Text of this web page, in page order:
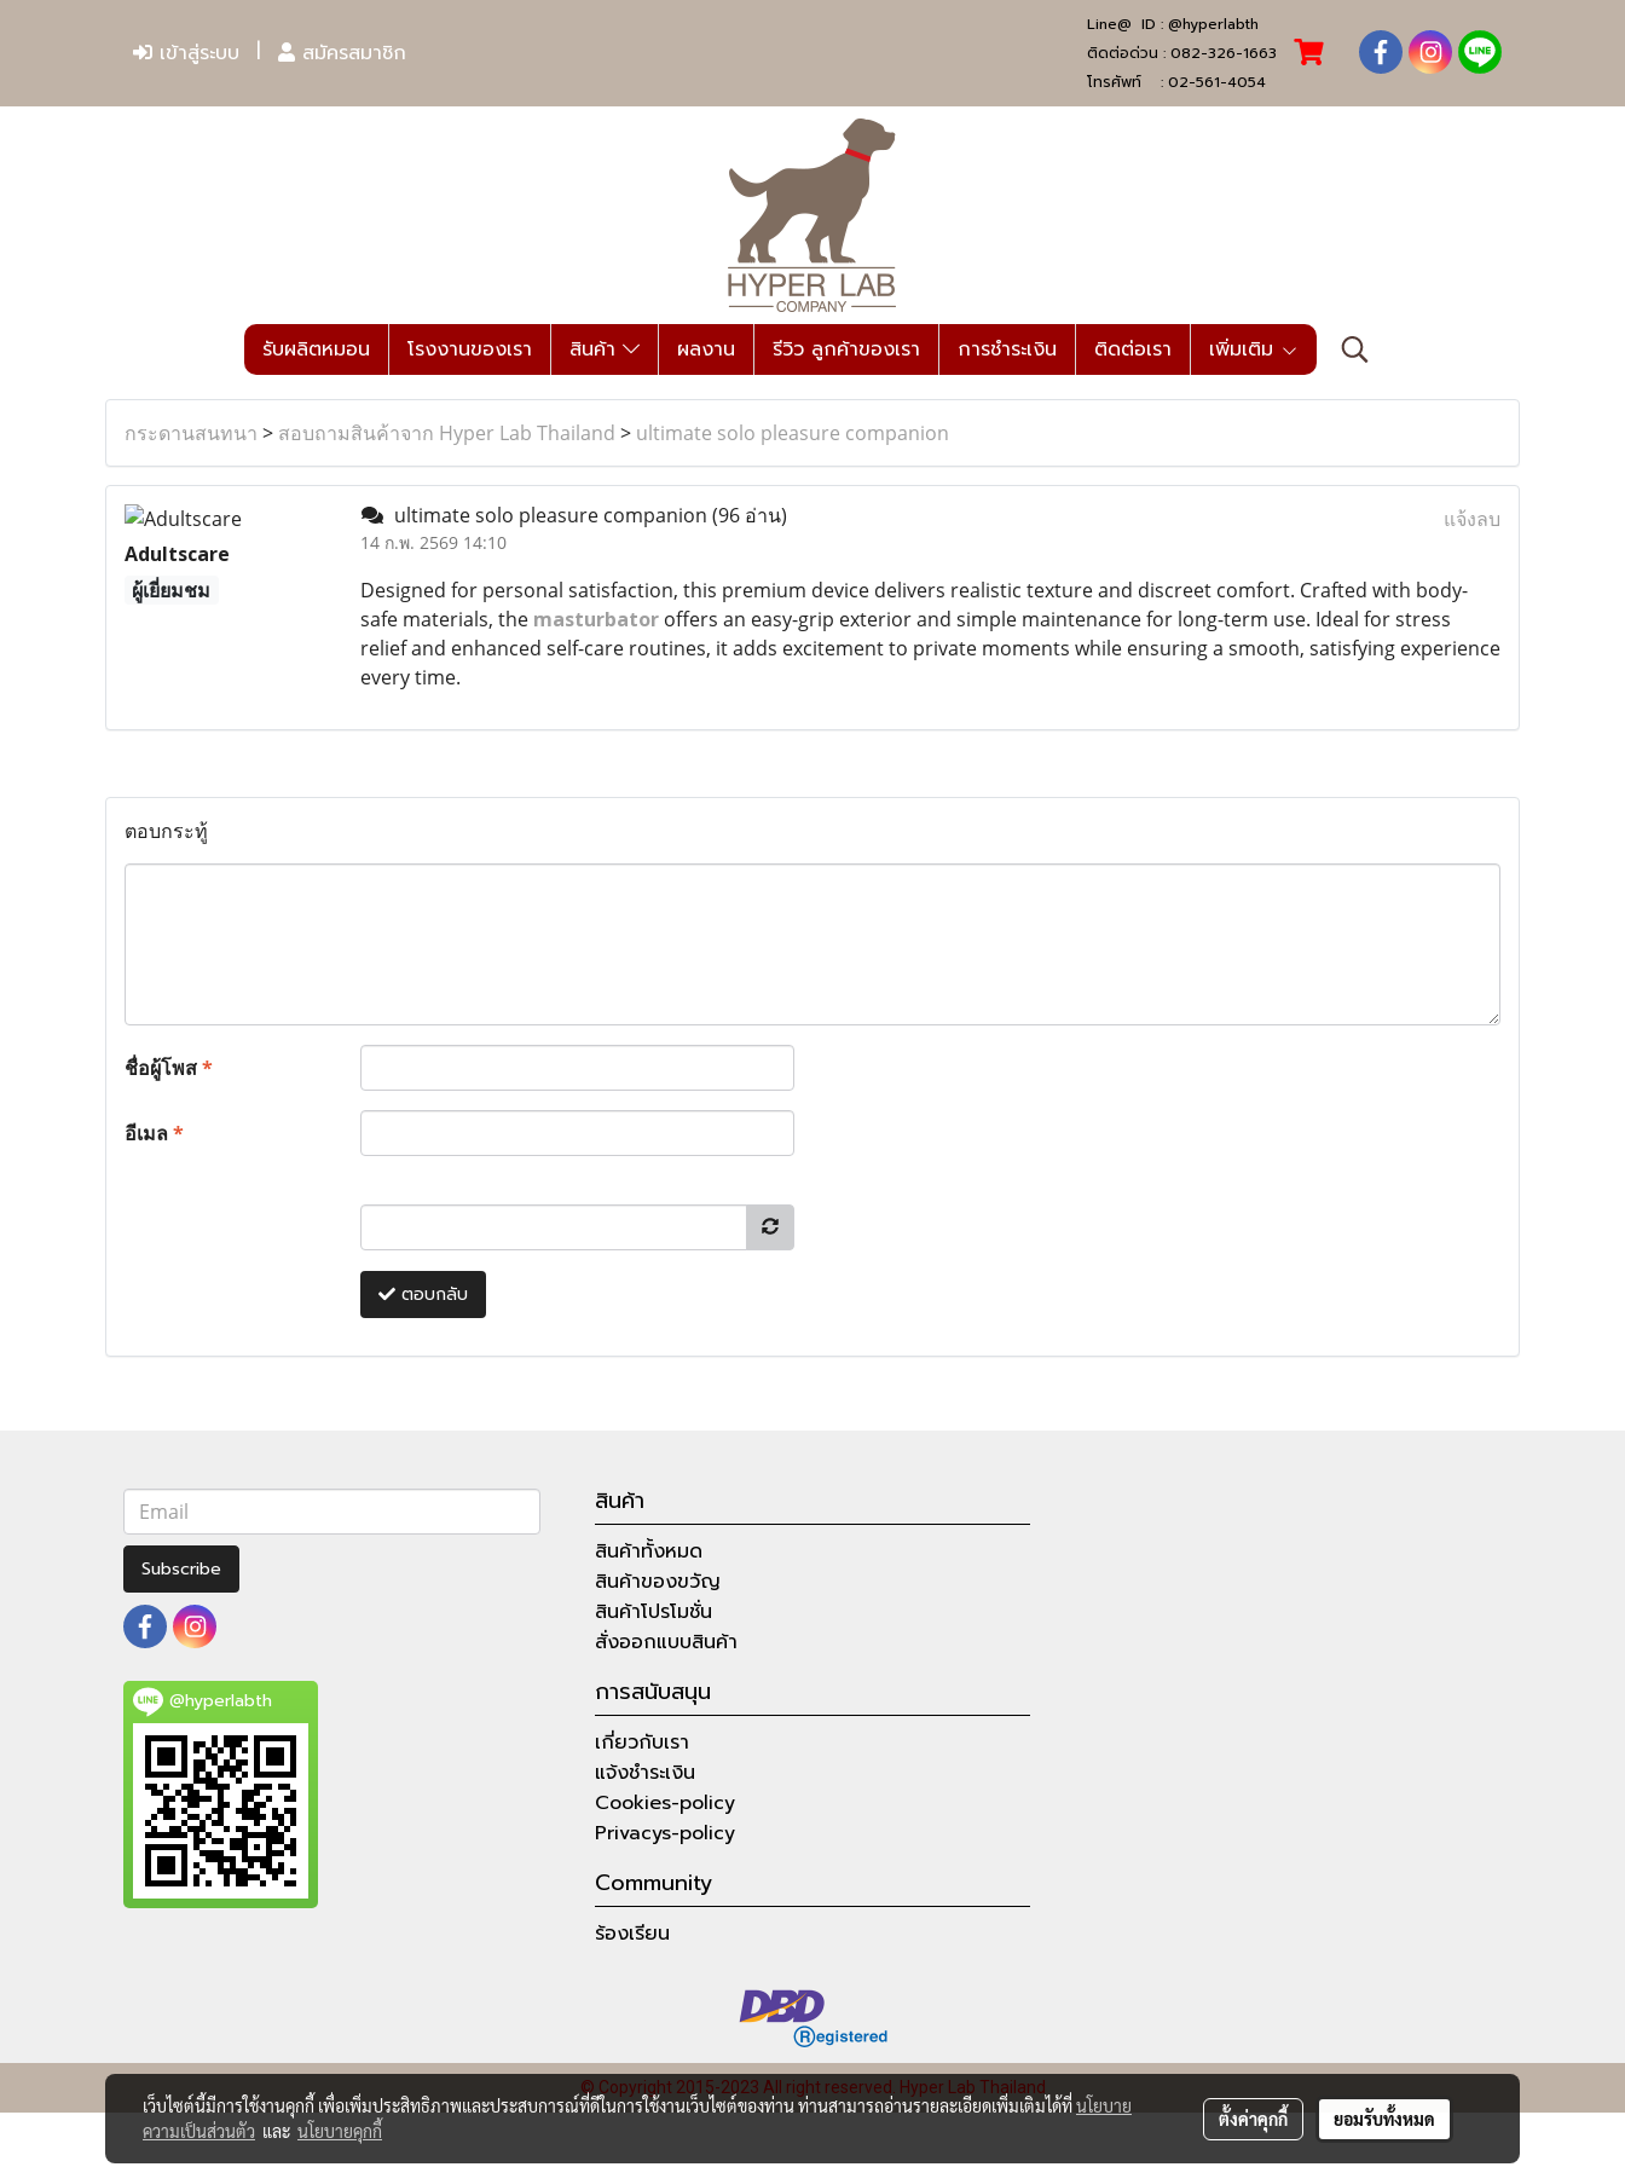
เข้าสู่ระบบ สมัครสมาชิก
Line@ ID : @hyperlabth
ติดต่อด่วน : 082-326-1663
โทรศัพท์ : 02-561-4054
รับผลิตหมอน โรงงานของเรา สินค้า ผลงาน รีวิว ลูกค้าของเรา การชำระเงิน ติดต่อเรา เพิ่มเติม
กระดานสนทนา > สอบถามสินค้าจาก Hyper Lab Thailand > ultimate solo pleasure companion
Adultscare
ผู้เยี่ยมชม
ultimate solo pleasure companion (96 อ่าน)
14 ก.พ. 2569 14:10
แจ้งลบ
Designed for personal satisfaction, this premium device delivers realistic texture and discreet comfort. Crafted with body-
safe materials, the masturbatoroffers an easy-grip exterior and simple maintenance for long-term use. Ideal for stress
relief and enhanced self-care routines, it adds excitement to private moments while ensuring a smooth, satisfying experience
every time.
ตอบกระทู้
ชื่อผู้โพส*
อีเมล*
ตอบกลับ
Subscribe
@hyperlabth
สินค้า
สินค้าทั้งหมด
สินค้าของขวัญ
สินค้าโปรโมชั่น
สั่งออกแบบสินค้า
การสนับสนุน
เกี่ยวกับเรา
แจ้งชำระเงิน
Cookies-policy
Privacys-policy
Community
ร้องเรียน
© Copyright 2015-2023 All right reserved. Hyper Lab Thailand
เว็บไซต์นี้มีการใช้งานคุกกี้ เพื่อเพิ่มประสิทธิภาพและประสบการณ์ที่ดีในการใช้งานเว็บไซต์ของท่าน ท่านสามารถอ่านรายละเอียดเพิ่มเติมได้ที่นโยบาย
ความเป็นส่วนตัว และ นโยบายคุกกี้
ตั้งค่าคุกกี้ ยอมรับทั้งหมด